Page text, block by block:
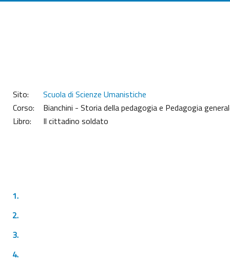
Vai al contenuto principale
Sito:
Scuola di Scienze Umanistiche
Corso:
Bianchini - Storia della pedagogia e Pedagogia
Libro:
Il cittadino soldato
1.
2.
3.
4.